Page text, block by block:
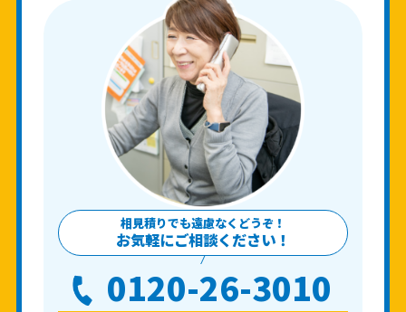
相見積りでも遠慮なくどうぞ！
お気軽にご相談ください！
0120-26-3010